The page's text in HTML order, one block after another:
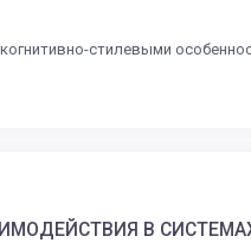
стилевыми
В